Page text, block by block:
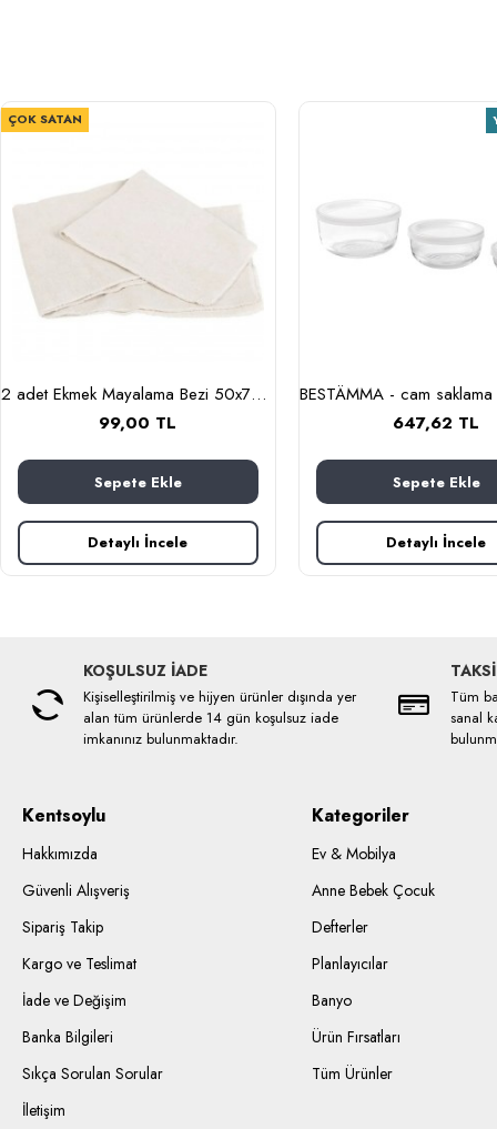
ÇOK SATAN
2 adet Ekmek Mayalama Bezi 50x70 cm, %100 Pamuk Amerikan Pasa Bezi
99,00 TL
Sepete Ekle
Detaylı İncele
647,62 TL
Sepete Ekle
Detaylı İncele
KOŞULSUZ İADE
Kişiselleştirilmiş ve hijyen ürünler dışında yer
alan tüm ürünlerde 14 gün koşulsuz iade
imkanınız bulunmaktadır.
Tüm
sanal
Kentsoylu
Hakkımızda
Güvenli Alışveriş
Sipariş Takip
Kargo ve Teslimat
İade ve Değişim
Banka Bilgileri
Sıkça Sorulan Sorular
İletişim
Kategoriler
Ev & Mobilya
Anne Bebek Çocuk
Defterler
Planlayıcılar
Banyo
Ürün Fırsatları
Tüm Ürünler